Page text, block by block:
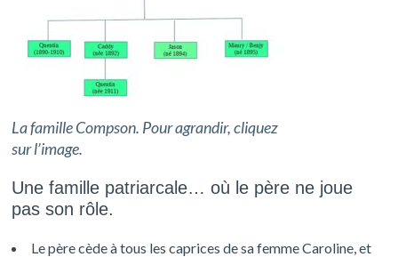
La famille Compson. Pour agrandir, cliquez
sur l’image.
Une famille patriarcale… où le père ne joue
pas son rôle.
Le père cède à tous les caprices de sa femme Caroline, et